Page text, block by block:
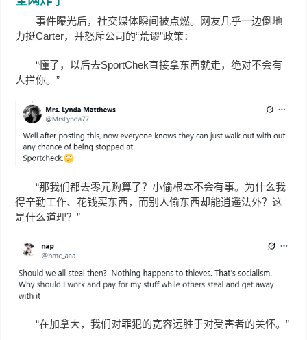
事件曝光后，社交媒体瞬间被点燃。网友几乎一边倒地
力挺Carter，并怒斥公司的“荒谬”政策：
“懂了，以后去SportChek直接拿东西就走，绝对不会有
人拦你。”
“那我们都去零元购算了？小偷根本不会有事。为什么我
得辛勤工作、花钱买东西，而别人偷东西却能逍遥法外？这
是什么道理？”
“在加拿大，我们对罪犯的宽容远胜于对受害者的关怀。”